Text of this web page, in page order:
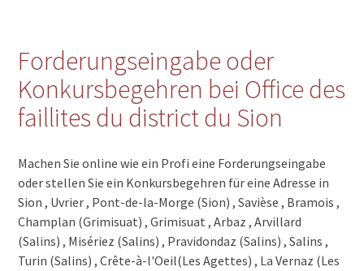
Forderungseingabe oder
Konkursbegehren bei Office des
faillites du district du Sion
Machen Sie online wie ein Profi eine Forderungseingabe
oder stellen Sie ein Konkursbegehren für eine Adresse in
Sion , Uvrier , Pont-de-la-Morge (Sion) , Savièse , Bramois ,
Champlan (Grimisuat) , Grimisuat , Arbaz , Arvillard
(Salins) , Misériez (Salins) , Pravidondaz (Salins) , Salins ,
Turin (Salins) , Crête-à-l'Oeil(Les Agettes) , La Vernaz (Les